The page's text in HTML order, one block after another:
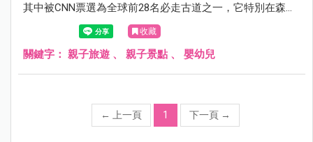
其中被CNN票選為全球前28名必走古道之一，它特別在森林
裡的廢棄鐵軌，地表上植披豐富，全程幾乎不會日曬，走起
來又相當好走，算是高山中相當親民的一條步道！全程2.25
公里，可惜的是2013年因颱風而被摧毀，目前僅修復到前
收藏
關鍵字： 親子旅遊 、 親子景點 、 嬰幼兒
← 上一頁 1 下一頁 →